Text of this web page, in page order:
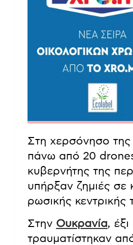
Στη χερσόνησο της
πάνω από 20
κυβερνήτης της
υπήρξαν ζημιές σε
ρωσικής κεντρικής
Στην Ουκρανία,
τραυματίστηκαν